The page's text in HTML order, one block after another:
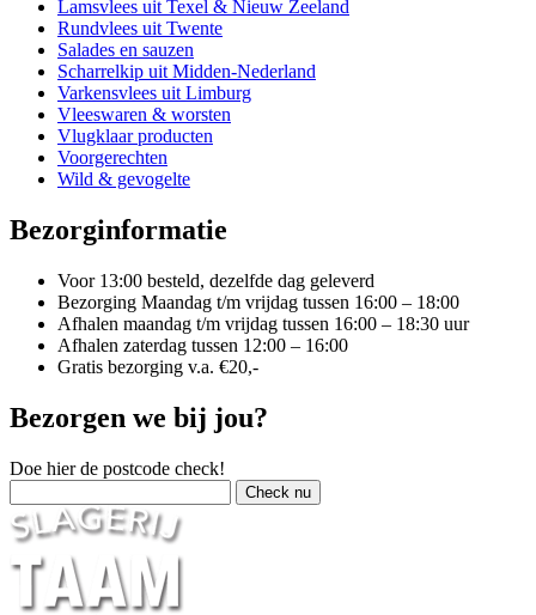
Lamsvlees uit Texel & Nieuw Zeeland
Rundvlees uit Twente
Salades en sauzen
Scharrelkip uit Midden-Nederland
Varkensvlees uit Limburg
Vleeswaren & worsten
Vlugklaar producten
Voorgerechten
Wild & gevogelte
Bezorginformatie
Voor 13:00 besteld, dezelfde dag geleverd
Bezorging Maandag t/m vrijdag tussen 16:00 – 18:00
Afhalen maandag t/m vrijdag tussen 16:00 – 18:30 uur
Afhalen zaterdag tussen 12:00 – 16:00
Gratis bezorging v.a. €20,-
Bezorgen we bij jou?
Doe hier de postcode check!